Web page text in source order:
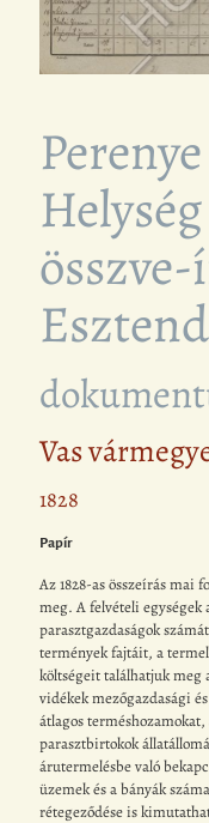
Vas
1828
Papír
Az 1828-as összeírás mai
meg. A felvételi egységek
parasztgazdaságok
termények fajtáit, a
költségeit találhatjuk meg
vidékek mezőgazdasági
átlagos
parasztbirtokok
árutermelésbe való
üzemek és a bányák
rétegeződése is